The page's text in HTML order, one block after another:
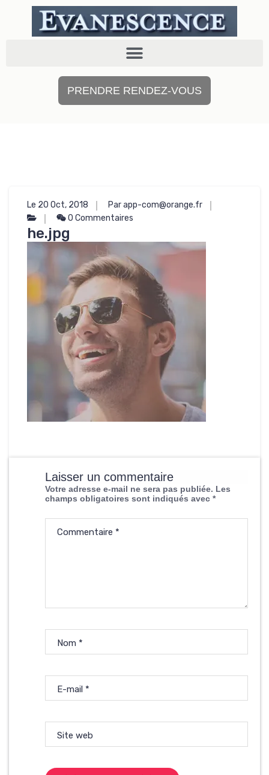
PRENDRE RENDEZ-VOUS
Le 20 Oct, 2018
Par app-com@orange.fr
0 Commentaires
he.jpg
Laisser un commentaire
Votre adresse e-mail ne sera pas publiée. Les
champs obligatoires sont indiqués avec *
Commentaire *
Nom *
E-mail *
Site web